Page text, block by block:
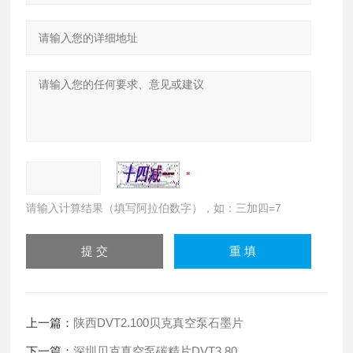
请输入计算结果（填写阿拉伯数字），如：三加四=7
上一篇： 陕西DVT2.100贝克真空泵石墨片